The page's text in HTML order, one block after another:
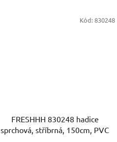
FRESHHH 830248 hadice
sprchová, stříbrná, 150cm, PVC
Kód:830248